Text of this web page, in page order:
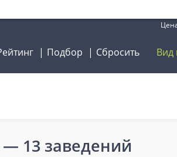
Подбор Сбросить Вид
— 13 заведений